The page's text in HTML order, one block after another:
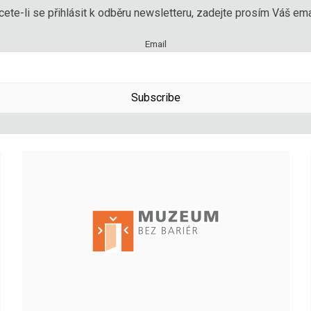
li se přihlásit k odběru newsletteru, zadejte prosím Váš
Email
Subscribe